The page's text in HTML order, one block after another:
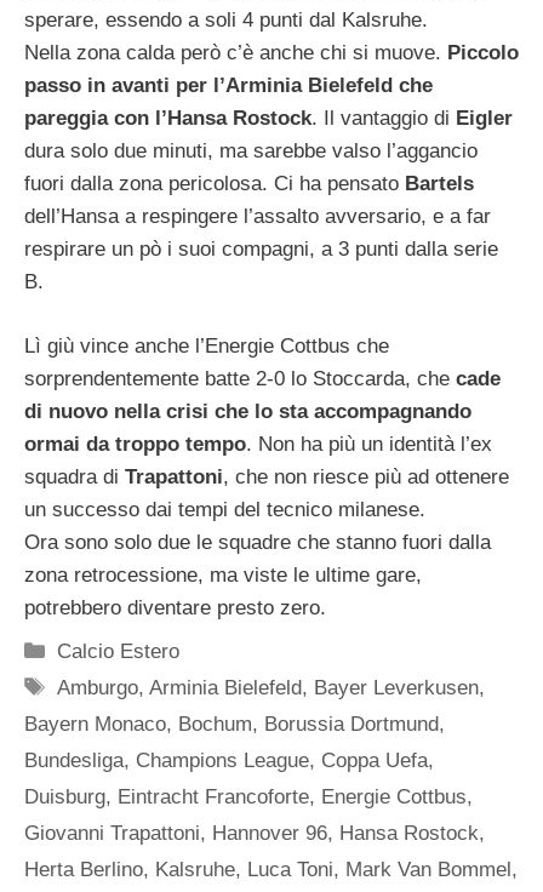
sperare, essendo a soli 4 punti dal Kalsruhe.
Nella zona calda però c’è anche chi si muove. Piccolo
passo in avanti per l’Arminia Bielefeld che
pareggia con l’Hansa Rostock. Il vantaggio di Eigler
dura solo due minuti, ma sarebbe valso l’aggancio
fuori dalla zona pericolosa. Ci ha pensato Bartels
dell’Hansa a respingere l’assalto avversario, e a far
respirare un pò i suoi compagni, a 3 punti dalla serie
B.
Lì giù vince anche l’Energie Cottbus che
sorprendentemente batte 2-0 lo Stoccarda, che cade
di nuovo nella crisi che lo sta accompagnando
ormai da troppo tempo. Non ha più un identità l’ex
squadra di Trapattoni, che non riesce più ad ottenere
un successo dai tempi del tecnico milanese.
Ora sono solo due le squadre che stanno fuori dalla
zona retrocessione, ma viste le ultime gare,
potrebbero diventare presto zero.
Categorie
Calcio Estero
Tag
Amburgo,Arminia Bielefeld, Bayer Leverkusen,
Bayern Monaco, Bochum, Borussia Dortmund,
Bundesliga, Champions League, Coppa Uefa,
Duisburg, Eintracht Francoforte, Energie Cottbus,
Giovanni Trapattoni, Hannover 96, Hansa Rostock,
Herta Berlino, Kalsruhe, Luca Toni, Mark Van Bommel,